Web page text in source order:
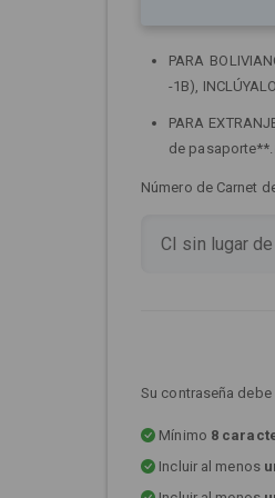
PARA
-1B),
PARA
de pasaporte**.
Número de Carnet
Su contraseña
Mínimo 8
Incluir al menos